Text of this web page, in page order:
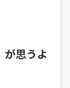
が思うよ